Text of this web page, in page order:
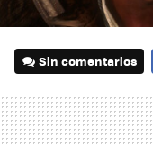
Sin comentarios